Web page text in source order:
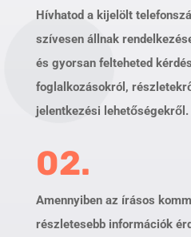
Hívhatod a kijelölt
szívesen állnak
és gyorsan felteheted
foglalkozásokról,
jelentkezési lehetőségekről.
02.
Amennyiben az írásos
részletesebb információk